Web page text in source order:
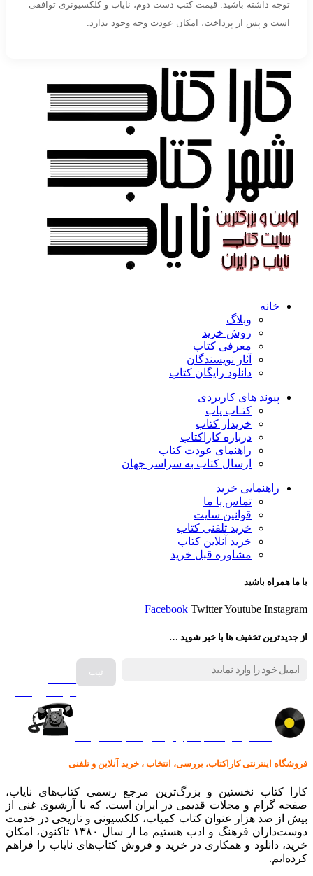
توجه داشته باشید: قیمت کتب دست دوم، نایاب و کلکسیونری توافقی
است و پس از پرداخت، امکان عودت وجه وجود ندارد.
خانه
وبلاگ
روش خرید
معرفی کتاب
آثار نویسندگان
دانلود رایگان کتاب
پیوند های کاربردی
کتـاب یاب
خریدار کتاب
درباره کاراکتاب
راهنمای عودت کتاب
ارسال کتاب به سراسر جهان
راهنمایی خرید
تماس با ما
قوانین سایت
خرید تلفنی کتاب
خرید آنلاین کتاب
مشاوره قبل خرید
با ما همراه باشید
Facebook TwitterYoutube Instagram
از جدیدترین تخفیف ها با خبر شوید …
فروش انواع
فروشگاه اینترنتی کاراکتاب، بررسی، انتخاب ، خرید آنلاین و تلفنی
کارا کتاب نخستین و بزرگ‌ترین مرجع رسمی کتاب‌های نایاب،
صفحه گرام و مجلات قدیمی در ایران است. که با آرشیوی غنی از
بیش از صد هزار عنوان کتاب کمیاب، کلکسیونی و تاریخی در خدمت
دوست‌داران فرهنگ و ادب هستیم ما از سال ۱۳۸۰ تاکنون، امکان
خرید، دانلود و همکاری در خرید و فروش کتاب‌های نایاب را فراهم
کرده‌ایم.